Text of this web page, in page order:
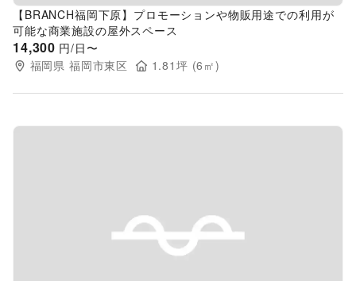
【BRANCH福岡下原】プロモーションや物販用途での利用が
可能な商業施設の屋外スペース
14,300 円/日〜
福岡県 福岡市東区 1.81 坪 (6 ㎡)
Previous slide